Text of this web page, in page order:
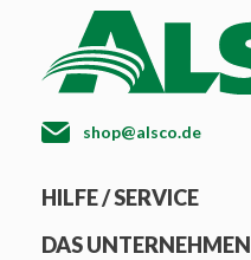
shop@alsco.de
HILFE / SERVICE
DAS UNTERNEHMEN